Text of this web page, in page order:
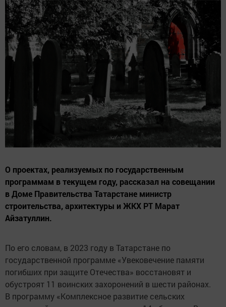
О проектах, реализуемых по государственным
программам в текущем году, рассказал на совещании
в Доме Правительства Татарстане министр
строительства, архитектуры и ЖКХ РТ Марат
Айзатуллин.
По его словам, в 2023 году в Татарстане по
государственной программе «Увековечение памяти
погибших при защите Отечества» восстановят и
обустроят 11 воинских захоронений в шести районах.
В программу «Комплексное развитие сельских